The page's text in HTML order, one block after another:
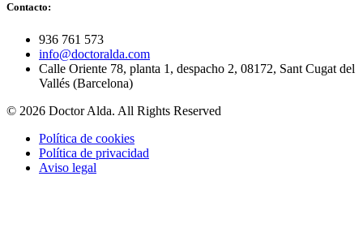
Contacto:
936 761 573
info@doctoralda.com
Calle Oriente 78, planta 1, despacho 2, 08172, Sant Cugat del
Vallés (Barcelona)
© 2026 Doctor Alda. All Rights Reserved
Política de cookies
Política de privacidad
Aviso legal